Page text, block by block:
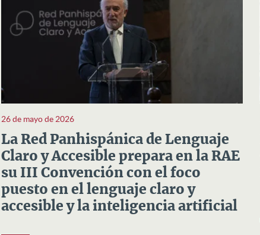
26 de mayo de 2026
La Red Panhispánica de Lenguaje
Claro y Accesible prepara en la RAE
su III Convención con el foco
puesto en el lenguaje claro y
accesible y la inteligencia artificial